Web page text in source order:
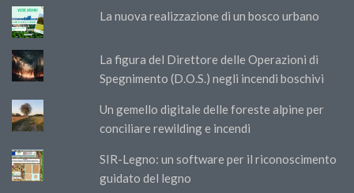
La nuova realizzazione di un bosco urbano
La figura del Direttore delle Operazioni di
Spegnimento (D.O.S.) negli incendi boschivi
Un gemello digitale delle foreste alpine per
conciliare rewilding e incendi
SIR-Legno: un software per il riconoscimento
guidato del legno